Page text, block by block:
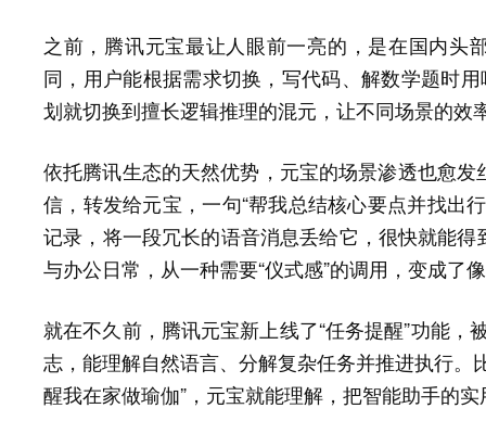
之前，腾讯元宝最让人眼前一亮的，是在国内头
同，用户能根据需求切换，写代码、解数学题时
划就切换到擅长逻辑推理的混元，让不同场景的效
依托腾讯生态的天然优势，元宝的场景渗透也愈
信，转发给元宝，一句“帮我总结核心要点并找出
记录，将一段冗长的语音消息丢给它，很快就能
与办公日常，从一种需要“仪式感”的调用，变成了
就在不久前，腾讯元宝新上线了“任务提醒”功能，
志，能理解自然语言、分解复杂任务并推进执行。
醒我在家做瑜伽”，元宝就能理解，把智能助手的